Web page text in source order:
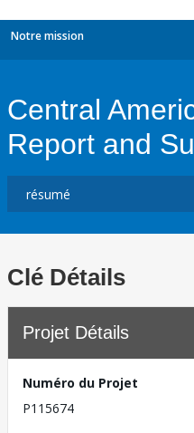
Notre mission
Central
Report and
Clé Détails
Projet Détails
Numéro du Projet
P115674